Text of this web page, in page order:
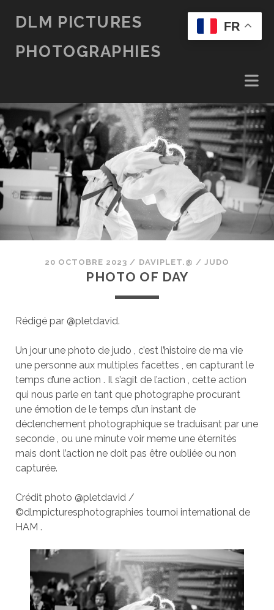
DLM PICTURES
PHOTOGRAPHIES
20 OCTOBRE 2023 / DAVIPLET.@ /JUDO
PHOTO OF DAY
Rédigé par @pletdavid.
Un jour une photo de judo , c’est l’histoire de ma vie
une personne aux multiples facettes , en capturant le
temps d’une action . Il s’agit de l’action , cette action
qui nous parle en tant que photographe procurant
une émotion de le temps d’un instant de
déclenchement photographique se traduisant par une
seconde , ou une minute voir meme une éternités
mais dont l’action ne doit pas être oubliée ou non
capturée.
Crédit photo @pletdavid /
©dlmpicturesphotographies tournoi international de
HAM .
FR